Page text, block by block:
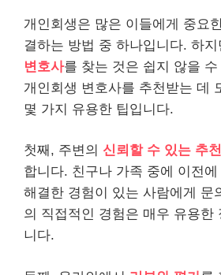
개인회생은 많은 이들에게 중요
결하는 방법 중 하나입니다. 하지
변호사를 찾는 것은 쉽지 않을
개인회생 변호사를 추천받는 데
몇 가지 유용한 팁입니다.
첫째, 주변의 신뢰할 수 있는 추천
합니다. 친구나 가족 중에 이전
해결한 경험이 있는 사람에게 문
의 직접적인 경험은 매우 유용한
니다.